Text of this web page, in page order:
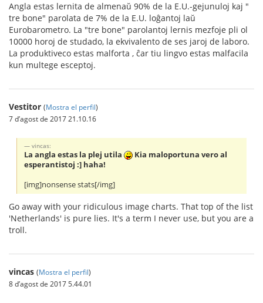
Angla estas lernita de almenaŭ 90% de la E.U.-gejunuloj kaj "
tre bone" parolata de 7% de la E.U. loĝantoj laŭ
Eurobarometro. La "tre bone" parolantoj lernis mezfoje pli ol
10000 horoj de studado, la ekvivalento de ses jaroj de laboro.
La produktiveco estas malforta , ĉar tiu lingvo estas malfacila
kun multege esceptoj.
Vestitor (Mostra el perfil)
7 d’agost de 2017 21.10.16
vincas:
La angla estas la plej utila
Kia maloportuna vero al
esperantistoj :] haha!
[img]nonsense stats[/img]
Go away with your ridiculous image charts. That top of the list
'Netherlands' is pure lies. It's a term I never use, but you are a
troll.
vincas (Mostra el perfil)
8 d’agost de 2017 5.44.01